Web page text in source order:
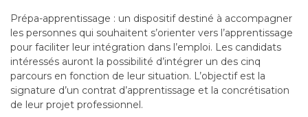
Prépa-apprentissage : un dispositif destiné à accompagner
les personnes qui souhaitent s’orienter vers l’apprentissage
pour faciliter leur intégration dans l’emploi. Les candidats
intéressés auront la possibilité d’intégrer un des cinq
parcours en fonction de leur situation. L’objectif est la
signature d’un contrat d’apprentissage et la concrétisation
de leur projet professionnel.